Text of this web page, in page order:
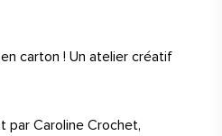
carton ! Un atelier créatif
par Caroline Crochet,